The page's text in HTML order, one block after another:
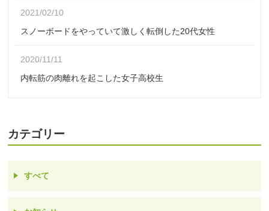
2021/02/10
スノーボードをやっていて激しく転倒した20代女性
2020/11/11
内転筋の肉離れを起こした女子高校生
カテゴリー
すべて